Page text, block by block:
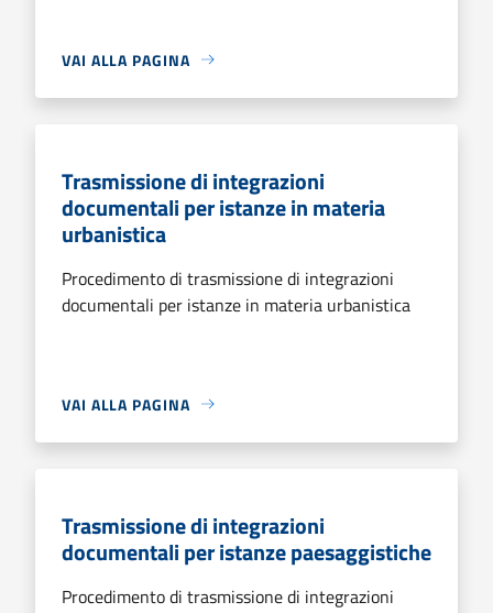
VAI ALLA PAGINA
Trasmissione di integrazioni
documentali per istanze in materia
urbanistica
Procedimento di trasmissione di integrazioni
documentali per istanze in materia urbanistica
VAI ALLA PAGINA
Trasmissione di integrazioni
documentali per istanze paesaggistiche
Procedimento di trasmissione di integrazioni